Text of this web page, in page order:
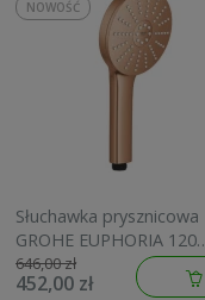
Słuchawka prysznicowa
GROHE EUPHORIA 120
brushed warm sunset
134883DL00
646,00 zł
452,00 zł
NOWOŚĆ